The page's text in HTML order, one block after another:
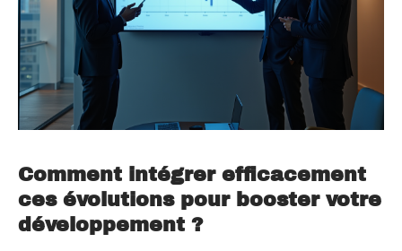
Comment intégrer efficacement
ces évolutions pour booster votre
développement ?